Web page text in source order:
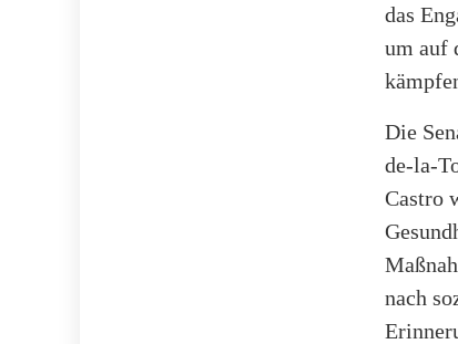
das
um auf
Die
de-la-
Castro
nach